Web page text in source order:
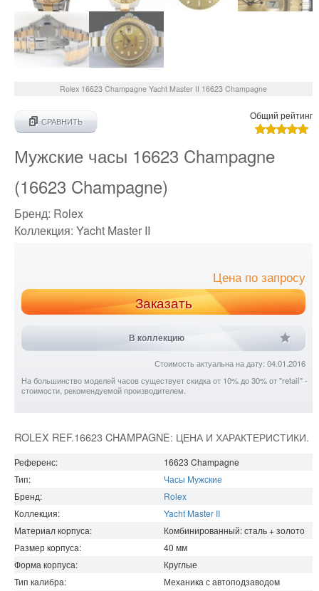
Rolex 16623 Champagne Yacht Master II 16623 Champagne
СРАВНИТЬ
Общий рейтинг
Мужские часы 16623 Champagne
(16623 Champagne)
Бренд: Rolex
Коллекция: Yacht Master II
Цена по запросу
Заказать
В коллекцию
Стоимость актуальна на дату: 04.01.2016
На большинство моделей часов существует скидка от 10% до 30% от "retail" -
стоимости, рекомендуемой производителем.
ROLEX REF.16623 CHAMPAGNE: ЦЕНА И ХАРАКТЕРИСТИКИ.
Референс:
16623 Champagne
Тип:
Часы Мужские
Бренд:
Rolex
Коллекция:
Yacht Master II
Материал корпуса:
Комбинированный: сталь + золото
Размер корпуса:
40 мм
Форма корпуса:
Круглые
Тип калибра:
Механика с автоподзаводом